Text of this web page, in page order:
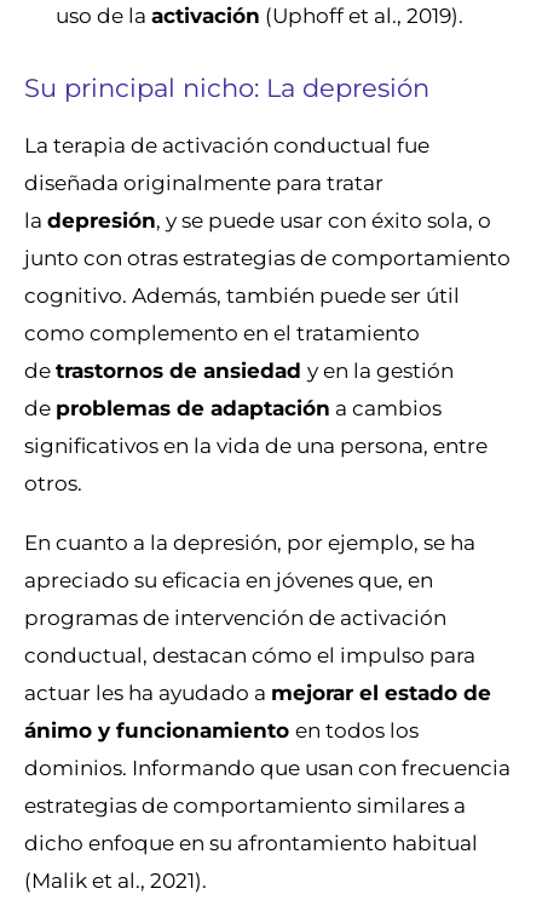
uso de la activación (Uphoff et al., 2019).
Su principal nicho: La depresión
La terapia de activación conductual fue
diseñada originalmente para tratar
la depresión, y se puede usar con éxito sola, o
junto con otras estrategias de comportamiento
cognitivo. Además, también puede ser útil
como complemento en el tratamiento
detrastornos de ansiedad y en la gestión
de problemas de adaptación a cambios
significativos en la vida de una persona, entre
otros.
En cuanto a la depresión, por ejemplo, se ha
apreciado su eficacia en jóvenes que, en
programas de intervención de activación
conductual, destacan cómo el impulso para
actuar les ha ayudado a mejorar el estado de
ánimo y funcionamiento en todos los
dominios. Informando que usan con frecuencia
estrategias de comportamiento similares a
dicho enfoque en su afrontamiento habitual
(Malik et al., 2021).